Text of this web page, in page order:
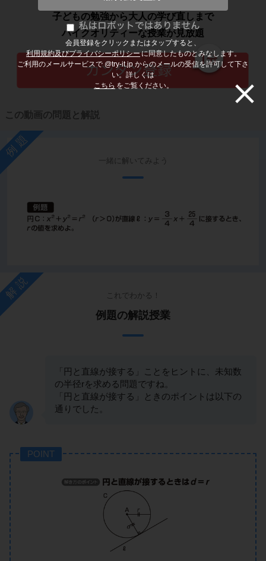
会員登録をクリックまたはタップすると、
利用規約及びプライバシーポリシーに同意したものとみなします。
ご利用のメールサービスで @try-it.jp からのメールの受信を許可して下さ
い。詳しくは
こちら をご覧ください。
子どもの勉強から大人の学び直しまで
ハイクオリティーな授業が見放題
この動画の問題と解説
例題
一緒に解いてみよう
解説 これでわかる！
例題の解説授業
「円と直線が接する」ことをヒントに、未知数
の半径rを求める問題ですね。
「円と直線が接する」ときのポイントは以下の
通りでした。
POINT